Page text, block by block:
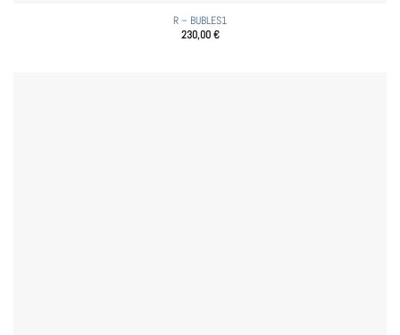
R – BUBLES1
230,00€